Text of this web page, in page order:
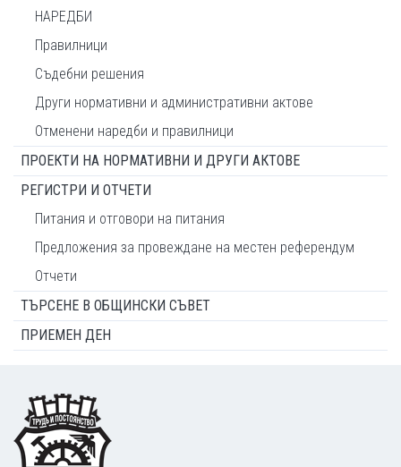
НАРЕДБИ
Правилници
Съдебни решения
Други нормативни и административни актове
Отменени наредби и правилници
ПРОЕКТИ НА НОРМАТИВНИ И ДРУГИ АКТОВЕ
РЕГИСТРИ И ОТЧЕТИ
Питания и отговори на питания
Предложения за провеждане на местен референдум
Отчети
ТЪРСЕНЕ В ОБЩИНСКИ СЪВЕТ
ПРИЕМЕН ДЕН
Footer